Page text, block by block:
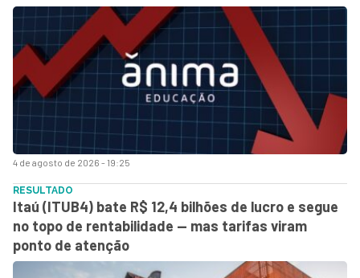
4 de agosto de 2026 - 19:25
RESULTADO
Itaú (ITUB4) bate R$ 12,4 bilhões de lucro e segue
no topo de rentabilidade — mas tarifas viram
ponto de atenção